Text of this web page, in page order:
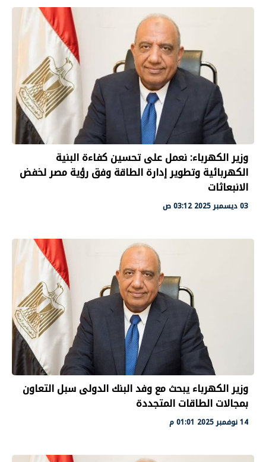
وزير الكهرباء: نعمل على تحسين كفاءة البنية
الكهربائية وتطوير إدارة الطاقة وفق رؤية مصر لخفض
الانبعاثات
03 ديسمبر 2025 03:12 ص
وزير الكهرباء يبحث مع وفد البنك الدولى سبل التعاون
بمجالات الطاقات المتجددة
14 نوفمبر 2025 01:01 م